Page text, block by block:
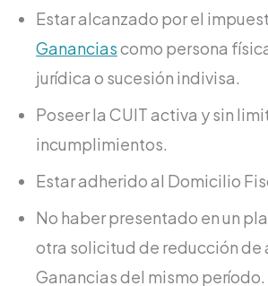
Estar alcanzado por el
Gananciascomo persona
jurídica o sucesión indivisa.
Poseer la CUIT activa y sin
incumplimientos.
Estar adherido al Domicilio
No haber presentado en un
otra solicitud de reducción de
Ganancias del mismo período.